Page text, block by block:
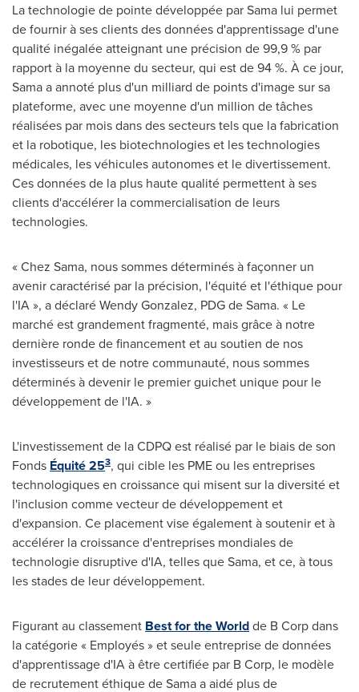
La technologie de pointe développée par Sama lui permet
de fournir à ses clients des données d'apprentissage d'une
qualité inégalée atteignant une précision de 99,9 % par
rapport à la moyenne du secteur, qui est de 94 %. À ce jour,
Sama a annoté plus d'un milliard de points d'image sur sa
plateforme, avec une moyenne d'un million de tâches
réalisées par mois dans des secteurs tels que la fabrication
et la robotique, les biotechnologies et les technologies
médicales, les véhicules autonomes et le divertissement.
Ces données de la plus haute qualité permettent à ses
clients d'accélérer la commercialisation de leurs
technologies.
« Chez Sama, nous sommes déterminés à façonner un
avenir caractérisé par la précision, l'équité et l'éthique pour
l'IA », a déclaréWendy Gonzalez, PDG de Sama. « Le
marché est grandement fragmenté, mais grâce à notre
dernière ronde de financement et au soutien de nos
investisseurs et de notre communauté, nous sommes
déterminés à devenir le premier guichet unique pour le
développement de l'IA. »
L'investissement de la CDPQ est réalisé par le biais de son
Fonds Équité 253, qui cible les PME ou les entreprises
technologiques en croissance qui misent sur la diversité et
l'inclusion comme vecteur de développement et
d'expansion. Ce placement vise également à soutenir et à
accélérer la croissance d'entreprises mondiales de
technologie disruptive d'IA, telles que Sama, et ce, à tous
les stades de leur développement.
Figurant au classement Best for the Worldde B Corp dans
la catégorie « Employés » et seule entreprise de données
d'apprentissage d'IA à être certifiée par B Corp, le modèle
de recrutement éthique de Sama a aidé plus de